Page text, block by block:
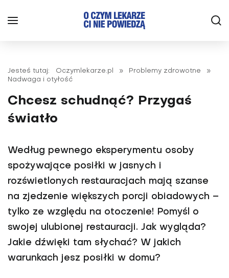
Jesteś tutaj: Oczymlekarze.pl » Problemy zdrowotne
»
Nadwaga i otyłość
Chcesz schudnąć? Przygaś
światło
Według pewnego eksperymentu osoby
spożywające posiłki w jasnych i
rozświetlonych restauracjach mają szanse
na zjedzenie więk­szych porcji obiadowych –
tylko ze względu na otoczenie! Pomyśl o
swojej ulubionej restau­racji. Jak wygląda?
Jakie dźwięki tam słychać? W jakich
warunkach jesz posiłki w domu?